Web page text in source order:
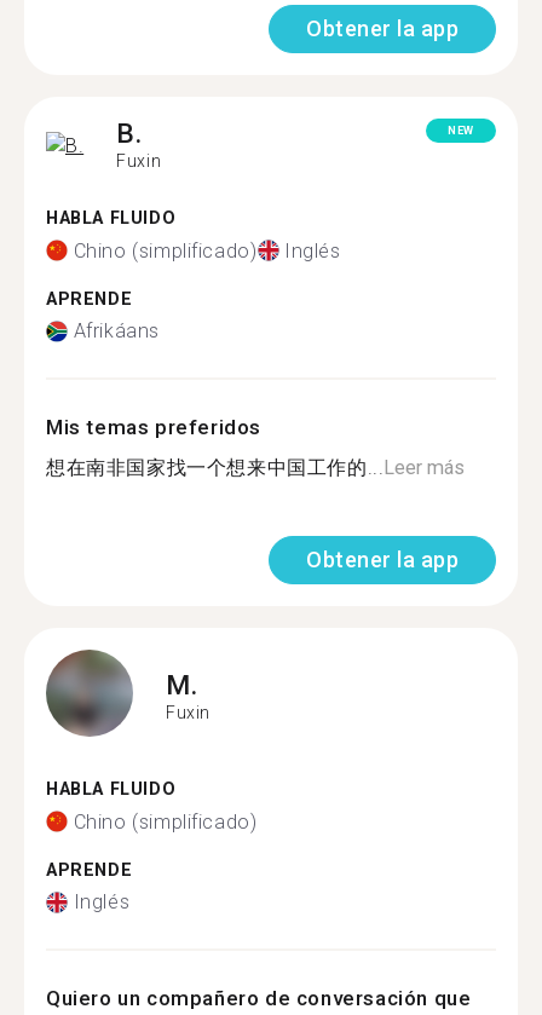
Obtener la app
B.
Fuxin
NEW
HABLA FLUIDO
Chino (simplificado) Inglés
APRENDE
Afrikáans
Mis temas preferidos
想在南非国家找一个想来中国工作的...Leer más
Obtener la app
M.
Fuxin
HABLA FLUIDO
Chino (simplificado)
APRENDE
Inglés
Quiero un compañero de conversación que